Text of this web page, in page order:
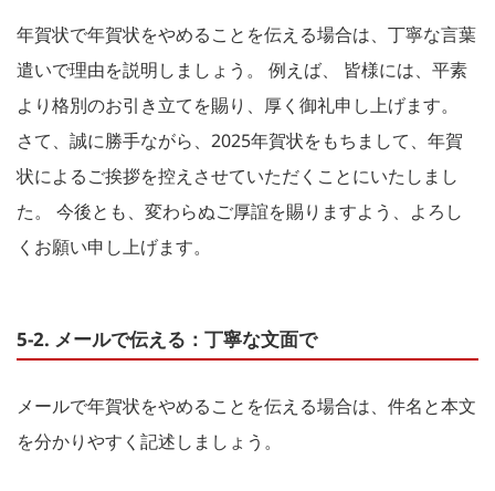
年賀状で年賀状をやめることを伝える場合は、丁寧な言葉
遣いで理由を説明しましょう。 例えば、 皆様には、平素
より格別のお引き立てを賜り、厚く御礼申し上げます。
さて、誠に勝手ながら、2025年賀状をもちまして、年賀
状によるご挨拶を控えさせていただくことにいたしまし
た。 今後とも、変わらぬご厚誼を賜りますよう、よろし
くお願い申し上げます。
5-2. メールで伝える：丁寧な文面で
メールで年賀状をやめることを伝える場合は、件名と本文
を分かりやすく記述しましょう。